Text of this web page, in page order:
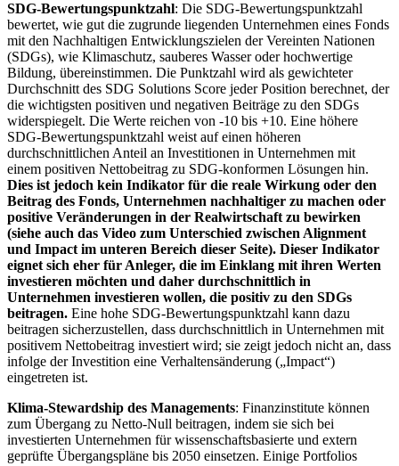
SDG-Bewertungspunktzahl: Die SDG-Bewertungspunktzahl
bewertet, wie gut die zugrunde liegenden Unternehmen eines Fonds
mit den Nachhaltigen Entwicklungszielen der Vereinten Nationen
(SDGs), wie Klimaschutz, sauberes Wasser oder hochwertige
Bildung, übereinstimmen. Die Punktzahl wird als gewichteter
Durchschnitt des SDG Solutions Score jeder Position berechnet, der
die wichtigsten positiven und negativen Beiträge zu den SDGs
widerspiegelt. Die Werte reichen von -10 bis +10. Eine höhere
SDG-Bewertungspunktzahl weist auf einen höheren
durchschnittlichen Anteil an Investitionen in Unternehmen mit
einem positiven Nettobeitrag zu SDG-konformen Lösungen hin.
Dies ist jedoch kein Indikator für die reale Wirkung oder den
Beitrag des Fonds, Unternehmen nachhaltiger zu machen oder
positive Veränderungen in der Realwirtschaft zu bewirken
(siehe auch das Video zum Unterschied zwischen Alignment
und Impact im unteren Bereich dieser Seite). Dieser Indikator
eignet sich eher für Anleger, die im Einklang mit ihren Werten
investieren möchten und daher durchschnittlich in
Unternehmen investieren wollen, die positiv zu den SDGs
beitragen. Eine hohe SDG-Bewertungspunktzahl kann dazu
beitragen sicherzustellen, dass durchschnittlich in Unternehmen mit
positivem Nettobeitrag investiert wird; sie zeigt jedoch nicht an, dass
infolge der Investition eine Verhaltensänderung („Impact“)
eingetreten ist.
Klima-Stewardship des Managements: Finanzinstitute können
zum Übergang zu Netto-Null beitragen, indem sie sich bei
investierten Unternehmen für wissenschaftsbasierte und extern
geprüfte Übergangspläne bis 2050 einsetzen. Einige Portfolios